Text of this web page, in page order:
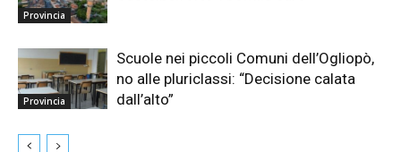
Provincia
Provincia
Scuole nei piccoli Comuni dell’Ogliopò,
no alle pluriclassi: “Decisione calata
dall’alto”